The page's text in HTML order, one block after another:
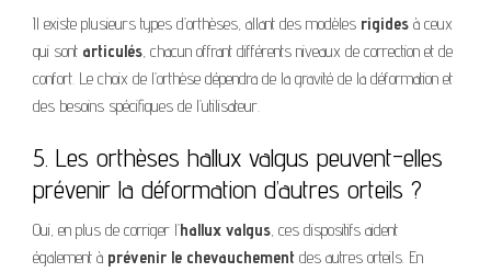
Il existe plusieurs types d’orthèses, allant des modèles rigides à ceux
qui sont articulés, chacun offrant différents niveaux de correction et de
confort. Le choix de l’orthèse dépendra de la gravité de la déformation et
des besoins spécifiques de l’utilisateur.
5. Les orthèses hallux valgus peuvent-elles
prévenir la déformation d’autres orteils ?
Oui, en plus de corriger l’hallux valgus, ces dispositifs aident
également à prévenir le chevauchement des autres orteils. En